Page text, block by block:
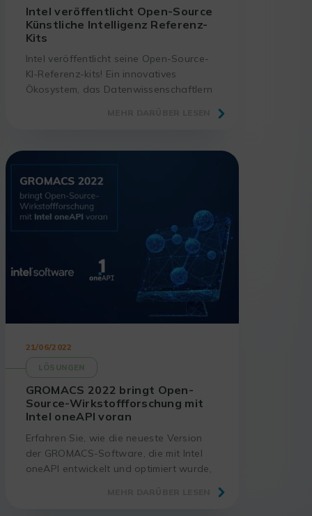
Intel veröffentlicht Open-Source
Künstliche Intelligenz Referenz-
Kits
Intel veröffentlicht seine Open-Source-
KI-Referenz-kits! Ein innovatives
Ökosystem, das Datenwissenschaftlern
21/06/2022
LÖSUNGEN
GROMACS 2022 bringt Open-
Source-Wirkstoffforschung mit
Intel oneAPI voran
Erfahren Sie, wie die neueste Version
der GROMACS-Software, die mit Intel
oneAPI entwickelt und optimiert wurde,